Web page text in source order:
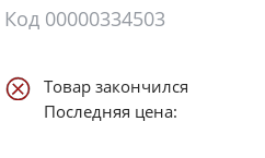
Код 00000334503
Товар закончился
Последняя цена: